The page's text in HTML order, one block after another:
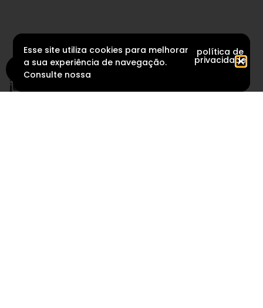
newsletter
juramos mandar só dica boa
Esse site utiliza cookies para melhorar
a sua experiência de navegação.
Consulte nossa
política de
privacidade